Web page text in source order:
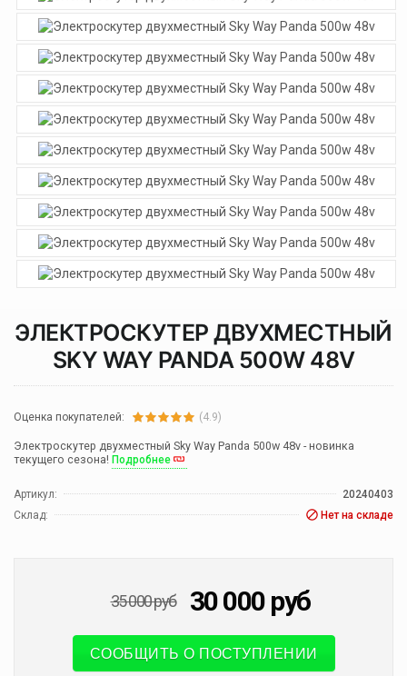
ЭЛЕКТРОСКУТЕР ДВУХМЕСТНЫЙ
SKY WAY PANDA 500W 48V
Оценка покупателей: (4.9)
Электроскутер двухместный Sky Way Panda 500w 48v - новинка
текущего сезона! Подробнее
Артикул:
20240403
Склад:
Нет на складе
35 000руб 30 000 руб
СООБЩИТЬ О ПОСТУПЛЕНИИ